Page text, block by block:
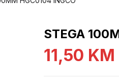
STEGA
11,50 KM